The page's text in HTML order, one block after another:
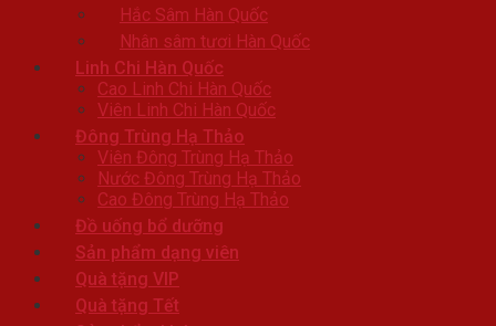
Hắc Sâm Hàn Quốc
Nhân sâm tươi Hàn Quốc
Linh Chi Hàn Quốc
Cao Linh Chi Hàn Quốc
Viên Linh Chi Hàn Quốc
Đông Trùng Hạ Thảo
Viên Đông Trùng Hạ Thảo
Nước Đông Trùng Hạ Thảo
Cao Đông Trùng Hạ Thảo
Đồ uống bổ dưỡng
Sản phẩm dạng viên
Quà tặng VIP
Quà tặng Tết